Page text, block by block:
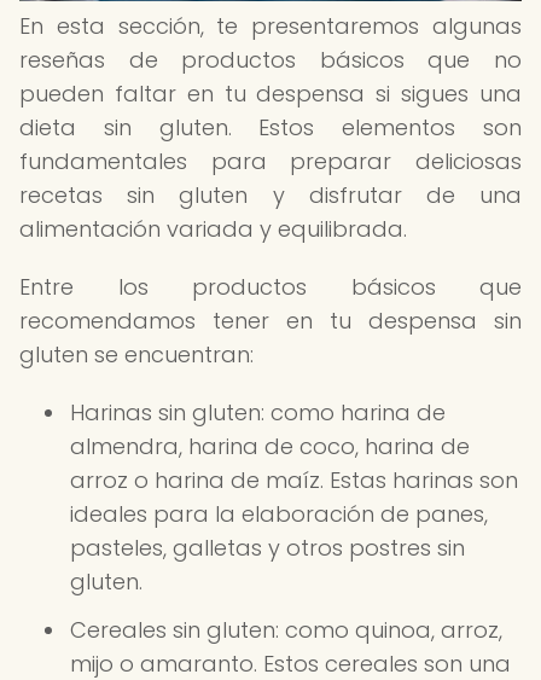
En esta sección, te presentaremos algunas
reseñas de productos básicos que no
pueden faltar en tu despensa si sigues una
dieta sin gluten. Estos elementos son
fundamentales para preparar deliciosas
recetas sin gluten y disfrutar de una
alimentación variada y equilibrada.
Entre los productos básicos que
recomendamos tener en tu despensa sin
gluten se encuentran:
Harinas sin gluten: como harina de
almendra, harina de coco, harina de
arroz o harina de maíz. Estas harinas son
ideales para la elaboración de panes,
pasteles, galletas y otros postres sin
gluten.
Cereales sin gluten: como quinoa, arroz,
mijo o amaranto. Estos cereales son una